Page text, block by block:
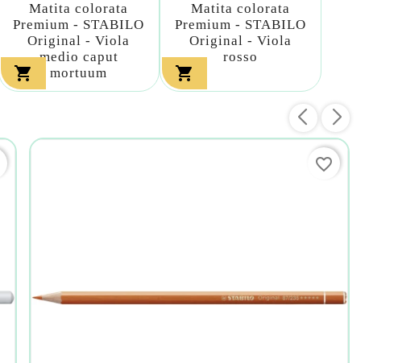
Matita colorata
Premium - STABILO
Original - Viola
medio caput
mortuum

Matita colorata
Premium - STABILO
Original - Viola
rosso

favorite_border